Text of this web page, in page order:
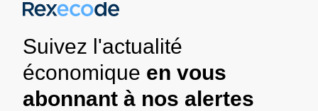
Suivez l'actualité
économique en vous
abonnant à nos alertes